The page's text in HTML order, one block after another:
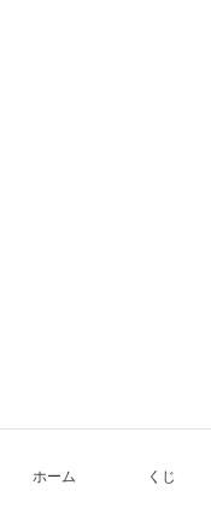
ホーム くじ